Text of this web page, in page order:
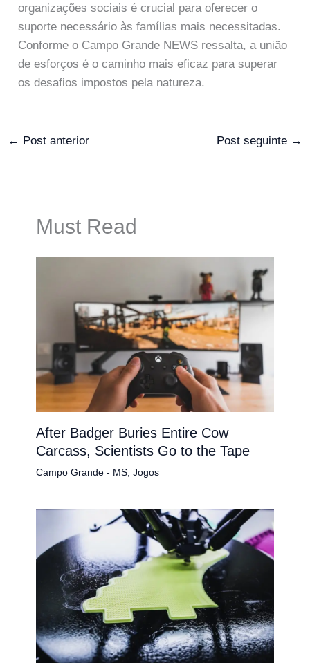
organizações sociais é crucial para oferecer o
suporte necessário às famílias mais necessitadas.
Conforme o Campo Grande NEWS ressalta, a união
de esforços é o caminho mais eficaz para superar
os desafios impostos pela natureza.
← Post anterior Post seguinte →
Must Read
After Badger Buries Entire Cow
Carcass, Scientists Go to the Tape
Campo Grande - MS, Jogos